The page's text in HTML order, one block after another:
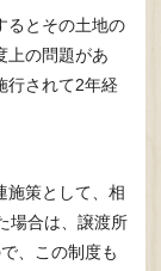
るとその土地の
上の問題があ
行されて2年経
施策として、相
場合は、譲渡所
、この制度も